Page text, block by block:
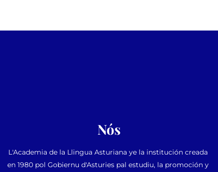
Nós
L'Academia de la Llingua Asturiana ye la institución creada
en 1980 pol Gobiernu d'Asturies pal estudiu, la promoción y